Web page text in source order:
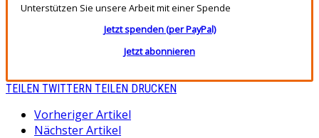
Unterstützen Sie unsere Arbeit mit einer Spende
Jetzt spenden (per PayPal)
Jetzt abonnieren
TEILEN TWITTERN TEILEN DRUCKEN
Vorheriger Artikel
Nächster Artikel